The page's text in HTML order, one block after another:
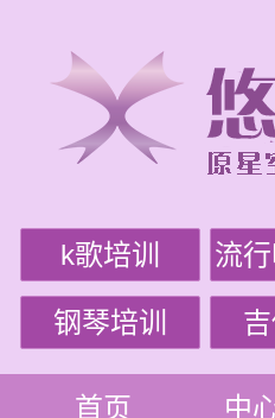
k歌培训 流行
钢琴培训 吉
首页 中